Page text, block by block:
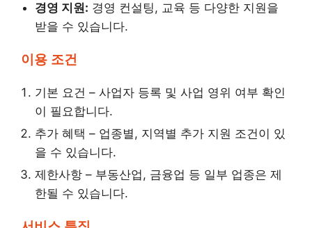
경영 지원: 경영 컨설팅, 교육 등 다양한 지원을
받을 수 있습니다.
이용 조건
기본 요건 – 사업자 등록 및 사업 영위 여부 확인
이 필요합니다.
추가 혜택 – 업종별, 지역별 추가 지원 조건이 있
을 수 있습니다.
제한사항 – 부동산업, 금융업 등 일부 업종은 제
한될 수 있습니다.